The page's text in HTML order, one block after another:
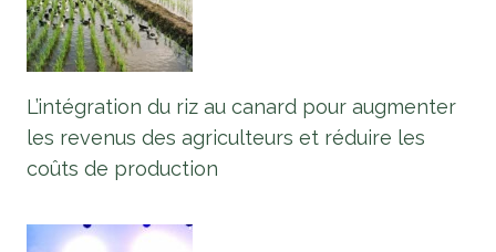
L’intégration du riz au canard pour augmenter
les revenus des agriculteurs et réduire les
coûts de production